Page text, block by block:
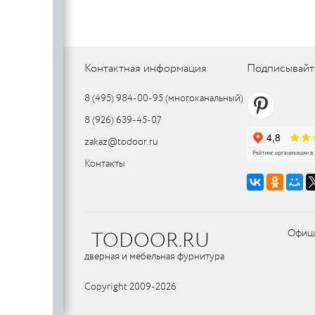
Контактная информация
8 (495) 984-00-95(многоканальный)
8 (926) 639-45-07
zakaz@todoor.ru
Контакты
TODOOR.RU
дверная и мебельная фурнитура
Copyright 2009-2026